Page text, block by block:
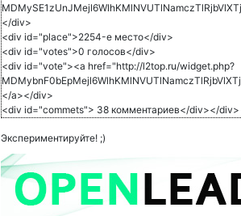
</div>
<div id="place">2254-е место</div>
<div id="votes">0 голосов</div>
<div id="vote"><a href="http://l2top.ru/widget.php?
</a></div>
<div id="commets"> 38 комментариев</div></div>
Экспериментируйте! ;)